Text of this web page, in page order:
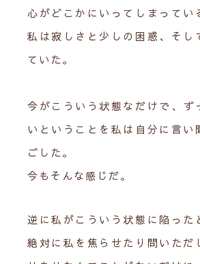
心がどこかにいってしまってい
私は寂しさと少しの困惑、そし
ていた。
今がこういう状態なだけで、ず
いということを私は自分に言い
ごした。
今もそんな感じだ。
逆に私がこういう状態に陥った
絶対に私を焦らせたり問いただ